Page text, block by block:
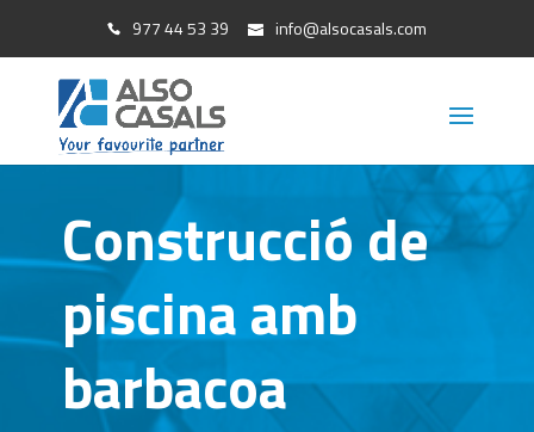
977 44 53 39 info@alsocasals.com
Construcció de
piscina amb
barbacoa